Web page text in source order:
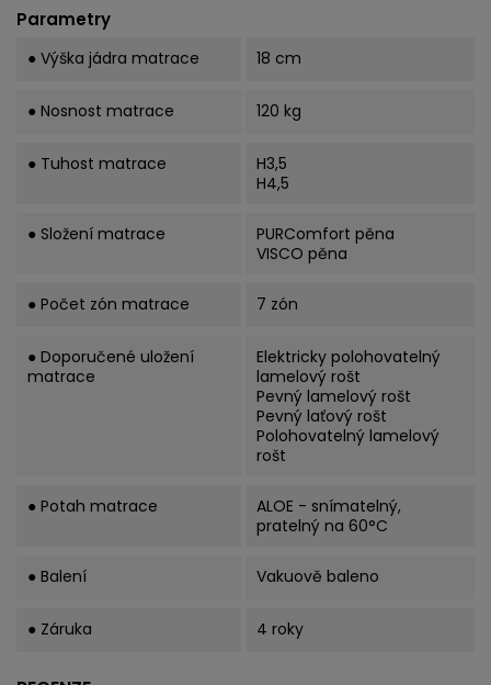
Parametry
● Výška jádra matrace 18 cm
● Nosnost matrace 120 kg
● Tuhost matrace
H3,5
H4,5
● Složení matrace
PURComfort pěna
VISCO pěna
● Počet zón matrace 7 zón
● Doporučené uložení
matrace
Elektricky polohovatelný
lamelový rošt
Pevný lamelový rošt
Pevný laťový rošt
Polohovatelný lamelový
rošt
● Potah matrace
ALOE - snímatelný,
pratelný na 60°C
● Balení Vakuově baleno
● Záruka 4 roky